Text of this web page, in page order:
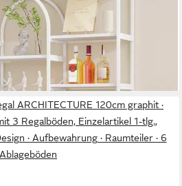
Metall Regal
dir
ARCHITECTURE 120cm graphit ·
3 Regalböden, Einzelartikel 1-tlg.,
· Aufbewahrung · Raumteiler · 6
Ablageböden